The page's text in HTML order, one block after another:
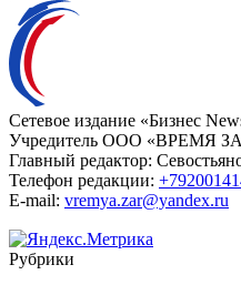
Сетевое издание «Бизнес
Учредитель ООО «ВРЕМЯ
Главный редактор:
Телефон редакции:
E-mail: vremya.zar@yandex.ru
Рубрики